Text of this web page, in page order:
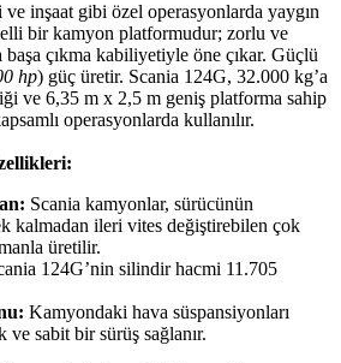
ve inşaat gibi özel operasyonlarda yaygın
bir kamyon platformudur; zorlu ve
çıkma kabiliyetiyle öne çıkar. Güçlü
hp) güç üretir. Scania 124G, 32.000 kg’a
ve 6,35 m x 2,5 m geniş platforma sahip
operasyonlarda kullanılır.
Scania kamyonlar, sürücünün
kalmadan ileri vites değiştirebilen çok
üretilir.
124G’nin silindir hacmi 11.705
Kamyondaki hava süspansiyonları
ve sabit bir sürüş sağlanır.